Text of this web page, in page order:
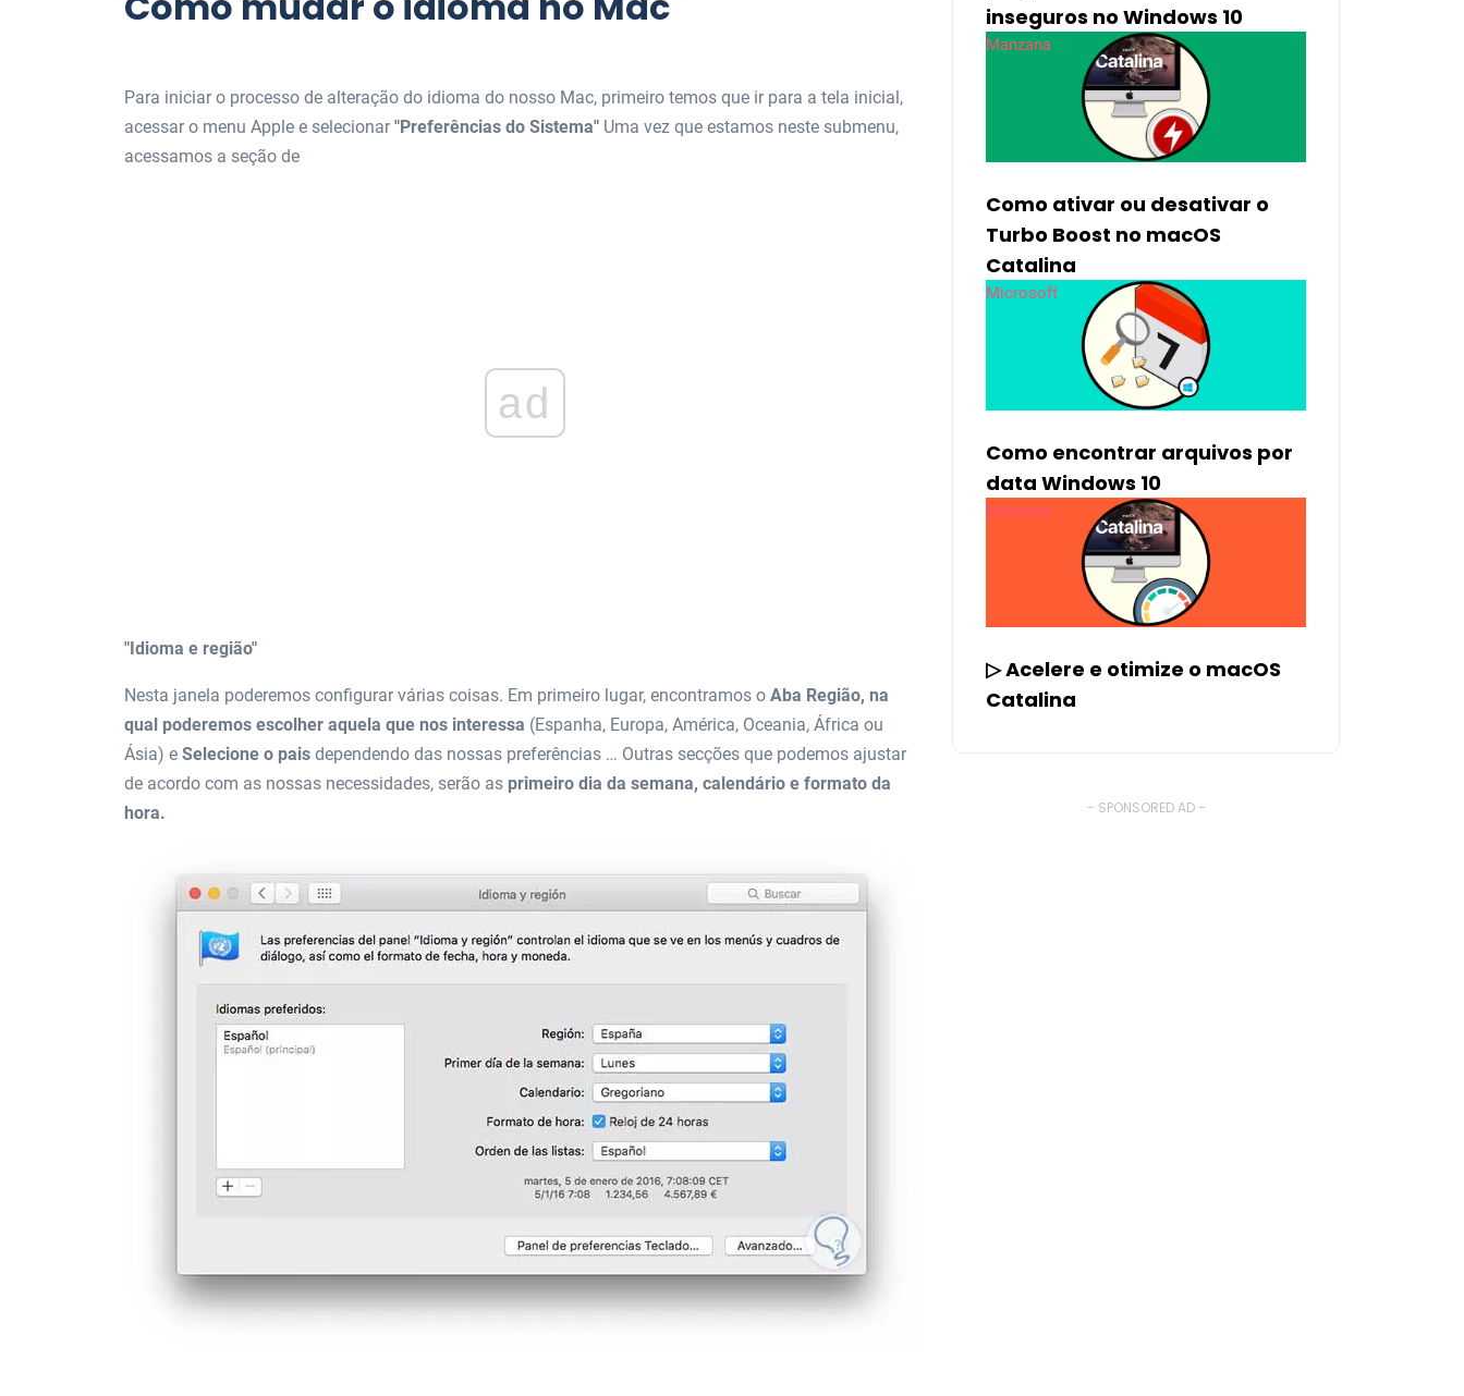
Para iniciar o processo de alteração do idioma do nosso Mac, primeiro temos que ir para a tela inicial,
acessar o menu Apple e selecionar"Preferências do Sistema" Uma vez que estamos neste submenu,
acessamos a seção de
ad
"Idioma e região"
Nesta janela poderemos configurar várias coisas. Em primeiro lugar, encontramos o Aba Região, na
qual poderemos escolher aquela que nos interessa (Espanha, Europa, América, Oceania, África ou
Ásia) e Selecione o pais dependendo das nossas preferências … Outras secções que podemos ajustar
de acordo com as nossas necessidades, serão as primeiro dia da semana, calendário e formato da
hora.
inseguros no Windows 10
Manzana
Como ativar ou desativar o
Turbo Boost no macOS
Catalina
Microsoft
Como encontrar arquivos por
data Windows 10
Manzana
▷ Acelere e otimize o macOS
Catalina
- SPONSORED AD -